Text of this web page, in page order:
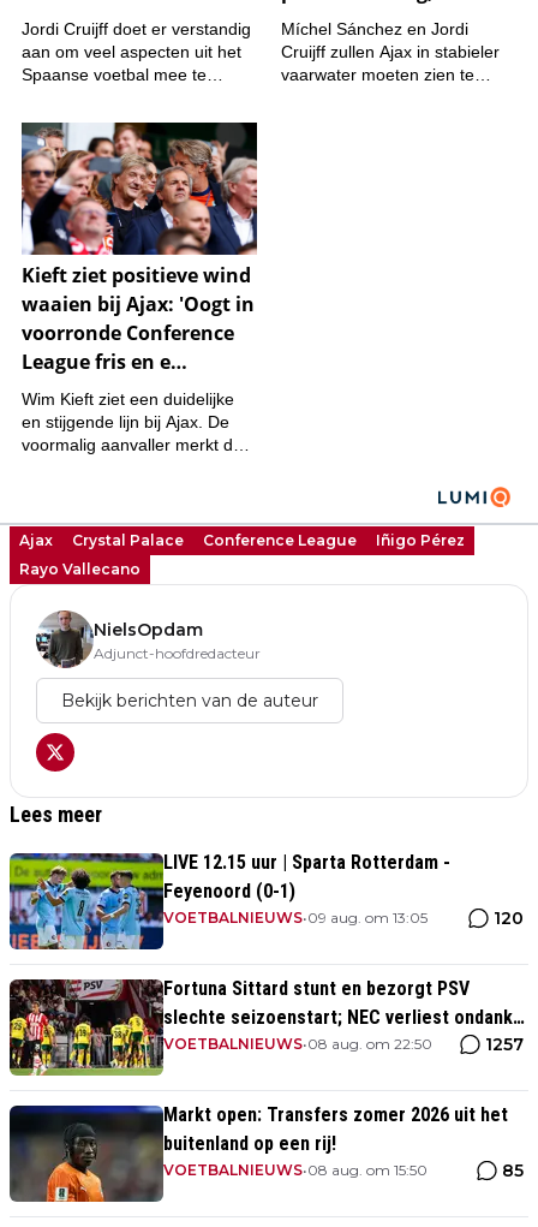
Ajax Crystal Palace Conference League
Iñigo Pérez
Rayo Vallecano
NielsOpdam
Adjunct-hoofdredacteur
Bekijk berichten van de auteur
Lees meer
LIVE 12.15 uur | Sparta Rotterdam -
Feyenoord (0-1)
VOETBALNIEUWS•09 aug. om 13:05 120
Fortuna Sittard stunt en bezorgt PSV
slechte seizoenstart; NEC verliest ondanks
assist Tadic
VOETBALNIEUWS•08 aug. om 22:50 1257
Markt open: Transfers zomer 2026 uit het
buitenland op een rij!
VOETBALNIEUWS•08 aug. om 15:50 85